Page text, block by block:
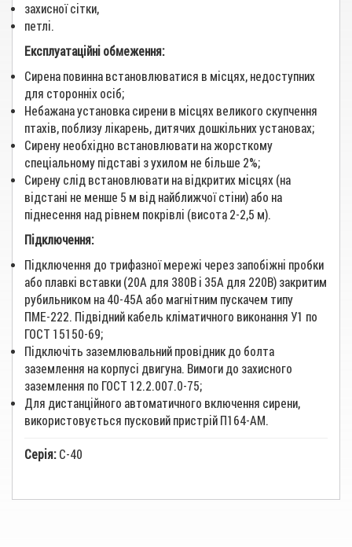
захисної сітки,
петлі.
Експлуатаційні обмеження:
Сирена повинна встановлюватися в місцях, недоступних
для сторонніх осіб;
Небажана установка сирени в місцях великого скупчення
птахів, поблизу лікарень, дитячих дошкільних установах;
Сирену необхідно встановлювати на жорсткому
спеціальному підставі з ухилом не більше 2%;
Сирену слід встановлювати на відкритих місцях (на
відстані не менше 5 м від найближчої стіни) або на
піднесення над рівнем покрівлі (висота 2-2,5 м).
Підключення:
Підключення до трифазної мережі через запобіжні пробки
або плавкі вставки (20А для 380В і 35А для 220В) закритим
рубильником на 40-45А або магнітним пускачем типу
ПМЕ-222. Підвідний кабель кліматичного виконання У1 по
ГОСТ 15150-69;
Підключіть заземлювальний провідник до болта
заземлення на корпусі двигуна. Вимоги до захисного
заземлення по ГОСТ 12.2.007.0-75;
Для дистанційного автоматичного включення сирени,
використовується пусковий пристрій П164-АМ.
Серія: С-40